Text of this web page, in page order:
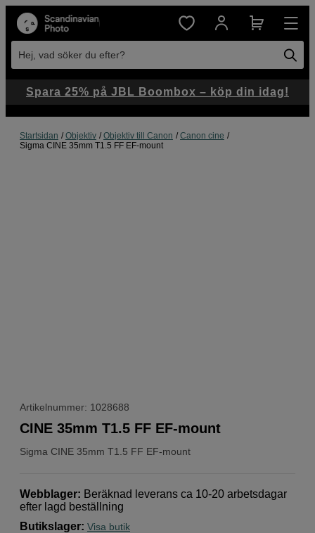
Hej, vad söker du efter?
Startsidan Objektiv Objektiv till Canon
Canon cine
Sigma CINE 35mm T1.5 FF EF-mount
Artikelnummer: 1028688
Sigma CINE 35mm T1.5 FF EF-mount
CINE 35mm T1.5 FF EF-mount
Webblager: Beräknad leverans ca 10-20 arbetsdagar
efter lagd beställning
Butikslager: Visa butik
Spara 25% på JBL Boombox – köp din idag!